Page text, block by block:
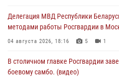
Делегация МВД Республики
методами работы Росгвардии в
04 августа 2026, 18:16 5 1
В столичном главке Росгвардии
боевому самбо. (видео)